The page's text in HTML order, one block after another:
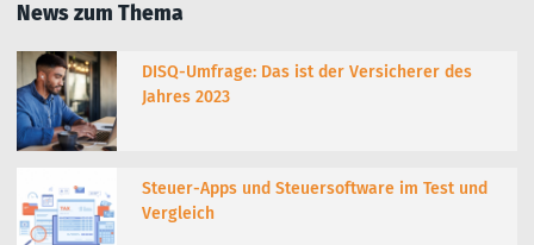
News zum Thema
DISQ-Umfrage: Das ist der Versicherer des
Jahres 2023
Steuer-Apps und Steuersoftware im Test und
Vergleich